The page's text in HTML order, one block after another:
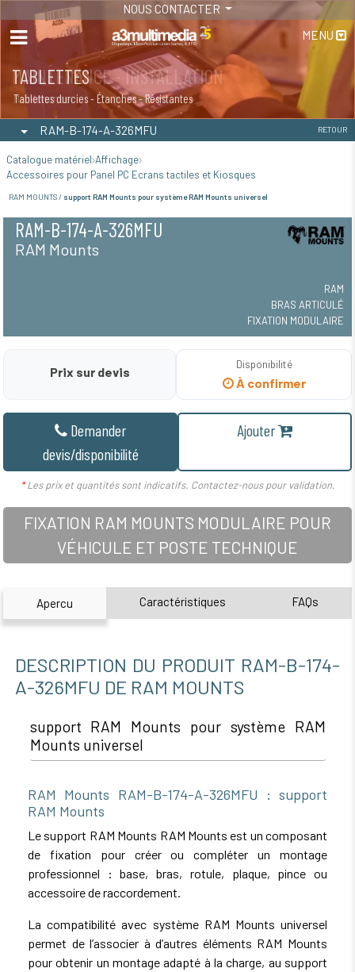
NOUS CONTACTER
MENU
MAINTENANCE - INSTALLATION
Maintenance
TABLETTES
Tablettes durcies - Étanches - Résistantes
RAM-B-174-A-326MFU RETOUR
Catalogue matériel Affichage
Accessoires pour Panel PC Ecrans tactiles et Kiosques
RAM MOUNTS / support RAM Mounts pour système RAM Mounts universel
RAM-B-174-A-326MFU
RAM Mounts
RAM
BRAS ARTICULÉ
FIXATION MODULAIRE
Prix sur devis
Disponibilité
À confirmer
Demander
devis/disponibilité
Ajouter
*Les prix et quantités sont indicatifs. Contactez-nous pour validation.
FIXATION RAM MOUNTS MODULAIRE POUR
VÉHICULE ET POSTE TECHNIQUE
Apercu Caractéristiques FAQs
DESCRIPTION DU PRODUIT RAM-B-174-
A-326MFU DE RAM MOUNTS
support RAM Mounts pour système RAM
Mounts universel
RAM Mounts RAM-B-174-A-326MFU : support
RAM Mounts
Le support RAM Mounts RAM Mounts est un composant
de fixation pour créer ou compléter un montage
professionnel : base, bras, rotule, plaque, pince ou
accessoire de raccordement.
La compatibilité avec système RAM Mounts universel
permet de l’associer à d’autres éléments RAM Mounts
pour obtenir un montage adapté à la charge, au support